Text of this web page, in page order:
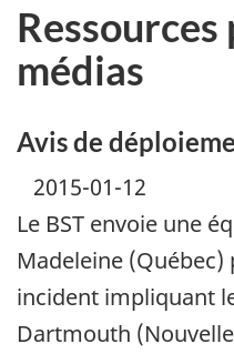
Ressources
médias
Avis de
2015-01-12
Le BST envoie une
Madeleine
incident impliquant
Dartmouth